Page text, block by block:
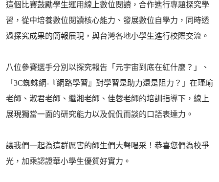
這個比賽鼓勵學生運用線上數位閱讀，合作進行專題探究學
習，從中培養數位閱讀核心能力、發展數位自學力，同時透
過探究成果的簡報展現，與台灣各地小學生進行校際交流。
八位參賽選手分別以探究報告「元宇宙到底在紅什麼？」、
「3C蜘蛛網-『網路學習』對學習是助力還是阻力？」在瑾瑜
老師、淑君老師、繼湘老師、佳蓉老師的培訓指導下，線上
展現獨當一面的研究能力以及侃侃而談的口語表達力。
讓我們一起為這群厲害的師生們大聲喝采！恭喜您們為校爭
光，加乘認證華小學生優質好實力。